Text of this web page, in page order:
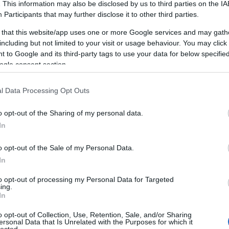
This information may also be disclosed by us to third parties on the
Participants that may further disclose it to other third parties.
that this website/app uses one or more Google services and may
but not limited to your visit or usage behaviour. You may
to Google and its third-party tags to use your data for below
consent section.
Data Processing Opt Outs
opt-out of the Sharing of my personal data.
opt-out of the Sale of my Personal Data.
opt-out of processing my Personal Data for Targeted
opt-out of Collection, Use, Retention, Sale, and/or Sharing
Data that Is Unrelated with the Purposes for which it
TAMÁSI TERMÁLFÜRDŐ, FÜRDŐ,
ÉLMÉNYFÜRDŐ
télen és nyáron egyaránt.
GYEREKEKNEK 2019
Az önfejlesztés egy olyan átfogó folyamat,
tudásának és általános jólétének